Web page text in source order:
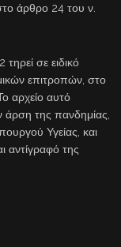
άρθρο 24 του ν.
σε ειδικό
επιτροπών, στο
αρχείο αυτό
άρση της πανδημίας,
Υγείας, και
αντίγραφό της